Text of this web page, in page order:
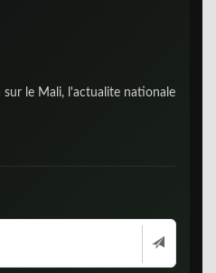
le Mali, l'actualite nationale